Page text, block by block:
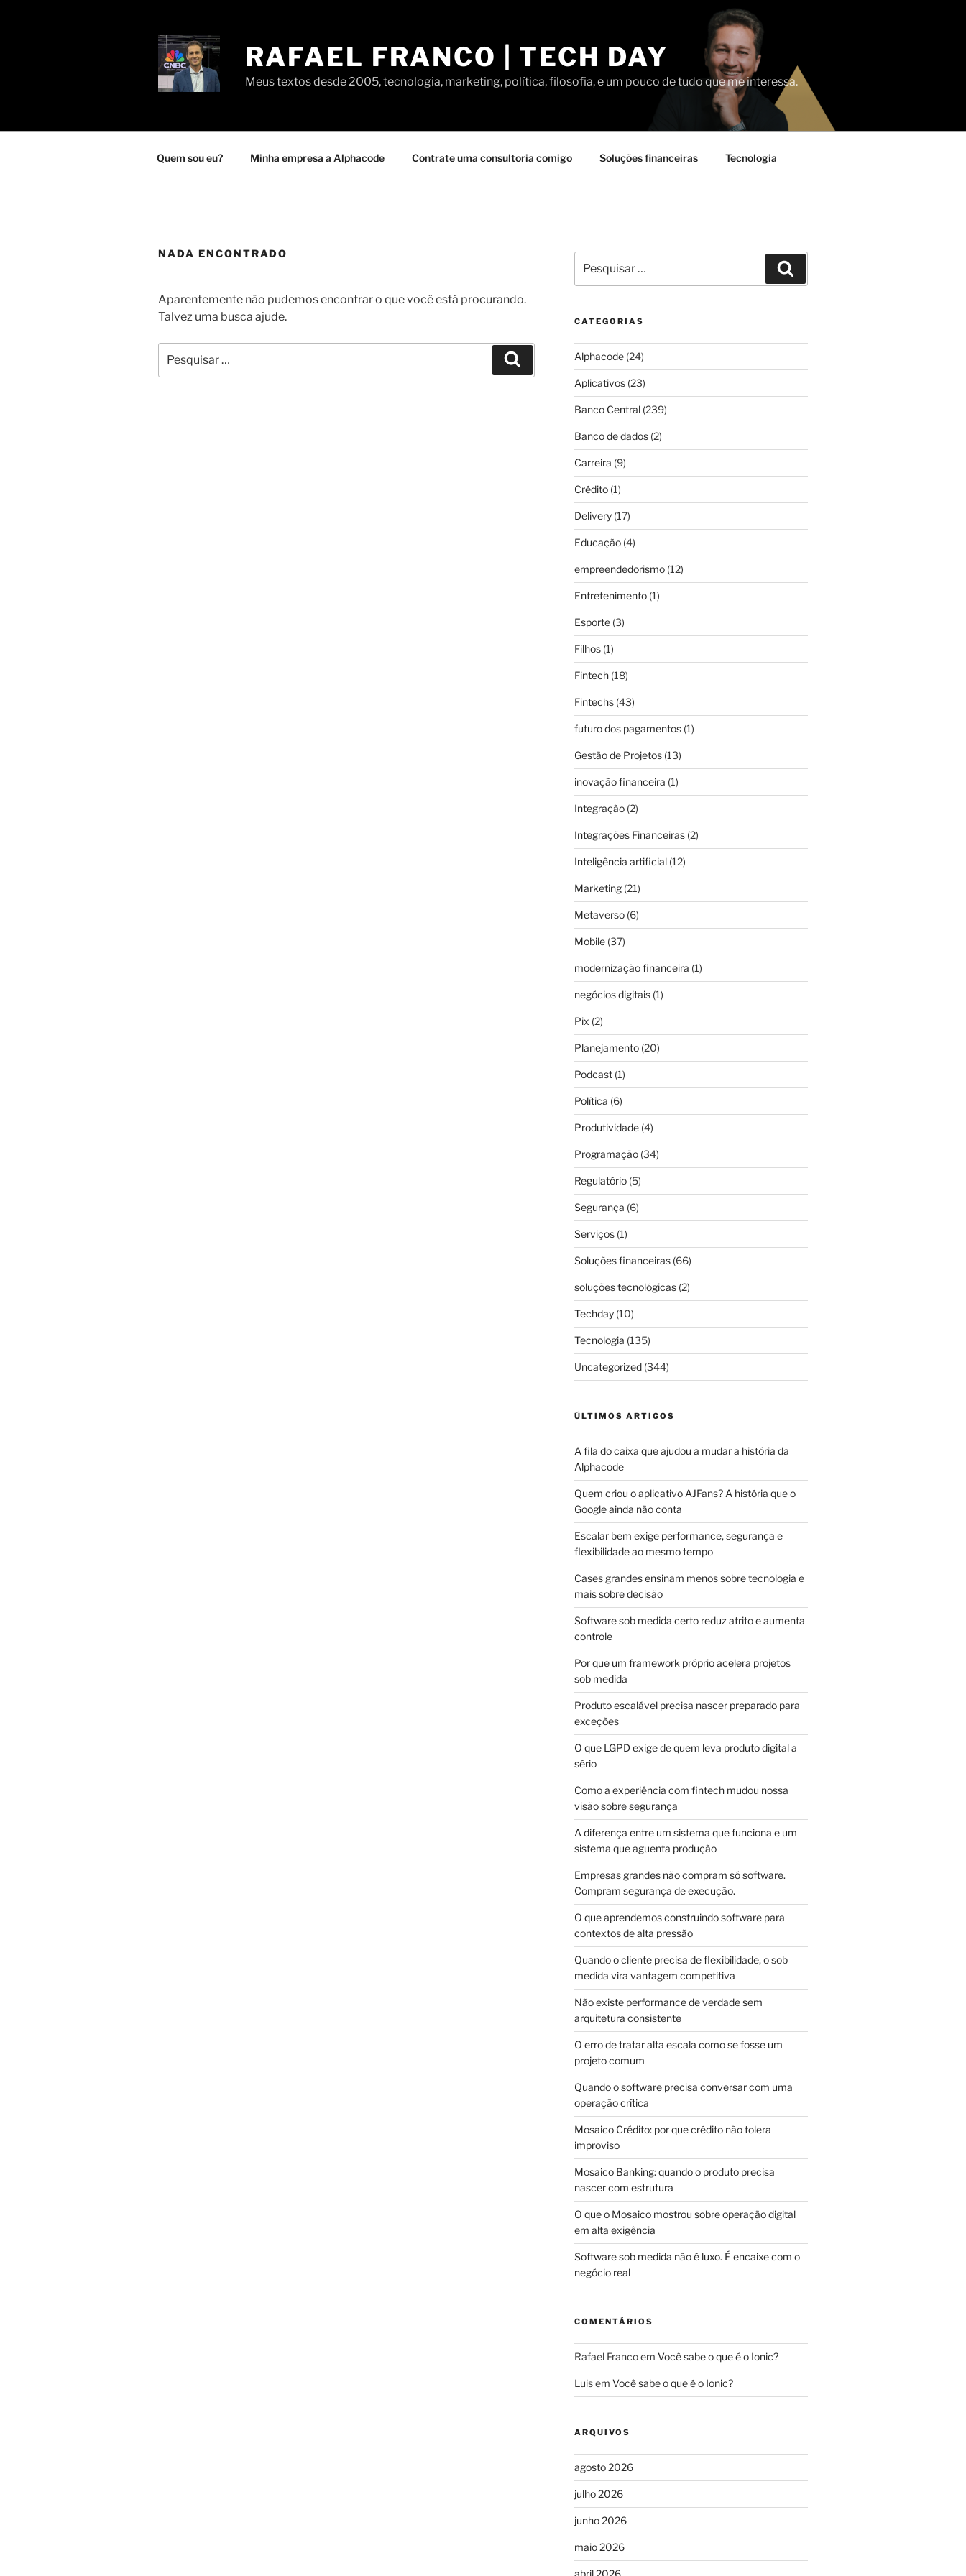
RAFAEL FRANCO | TECH DAY
Meus textos desde 2005, tecnologia, marketing, política, filosofia, e um pouco de tudo que me interessa.
Quem sou eu? Minha empresa a Alphacode Contrate uma consultoria comigo Soluções financeiras Tecnologia
NADA ENCONTRADO
Aparentemente não pudemos encontrar o que você está procurando.
Talvez uma busca ajude.
por:
Pesquisar
por:
CATEGORIAS
Alphacode(24)
Aplicativos(23)
Banco Central(239)
Banco de dados(2)
Carreira (9)
Crédito(1)
Delivery(17)
Educação(4)
empreendedorismo(12)
Entretenimento(1)
Esporte(3)
Filhos(1)
Fintech(18)
Fintechs(43)
futuro dos pagamentos(1)
Gestão de Projetos(13)
inovação financeira (1)
Integração(2)
Integrações Financeiras(2)
Inteligência artificial(12)
Marketing(21)
Metaverso(6)
Mobile(37)
modernização financeira (1)
negócios digitais(1)
Pix (2)
Planejamento(20)
Podcast(1)
Política (6)
Produtividade(4)
Programação(34)
Regulatório(5)
Segurança (6)
Serviços(1)
Soluções financeiras(66)
soluções tecnológicas(2)
Techday(10)
Tecnologia (135)
Uncategorized(344)
ÚLTIMOS ARTIGOS
A fila do caixa que ajudou a mudar a história da
Alphacode
Quem criou o aplicativo AJFans? A história que o
Google ainda não conta
Escalar bem exige performance, segurança e
flexibilidade ao mesmo tempo
Cases grandes ensinam menos sobre tecnologia e
mais sobre decisão
Software sob medida certo reduz atrito e aumenta
controle
Por que um framework próprio acelera projetos
sob medida
Produto escalável precisa nascer preparado para
exceções
O que LGPD exige de quem leva produto digital a
sério
Como a experiência com fintech mudou nossa
visão sobre segurança
A diferença entre um sistema que funciona e um
sistema que aguenta produção
Empresas grandes não compram só software.
Compram segurança de execução.
O que aprendemos construindo software para
contextos de alta pressão
Quando o cliente precisa de flexibilidade, o sob
medida vira vantagem competitiva
Não existe performance de verdade sem
arquitetura consistente
O erro de tratar alta escala como se fosse um
projeto comum
Quando o software precisa conversar com uma
operação crítica
Mosaico Crédito: por que crédito não tolera
improviso
Mosaico Banking: quando o produto precisa
nascer com estrutura
O que o Mosaico mostrou sobre operação digital
em alta exigência
Software sob medida não é luxo. É encaixe com o
negócio real
COMENTÁRIOS
Rafael Francoem Você sabe o que é o Ionic?
Luisem Você sabe o que é o Ionic?
ARQUIVOS
agosto 2026
julho 2026
junho 2026
maio 2026